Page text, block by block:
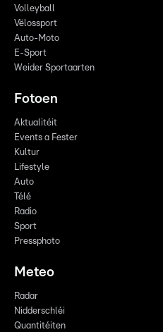
Volleyball
Vëlossport
Auto-Moto
E-Sport
Weider Sportaarten
Fotoen
Aktualitéit
Events a Fester
Kultur
Lifestyle
Auto
Télé
Radio
Sport
Pressphoto
Meteo
Radar
Nidderschléi
Quantitéiten